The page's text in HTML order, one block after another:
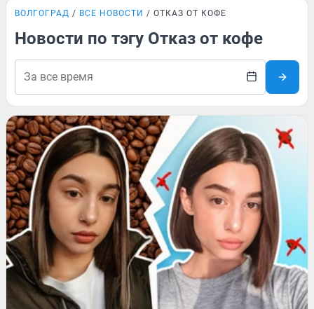
ВОЛГОГРАД ВСЕ НОВОСТИ ОТКАЗ ОТ КОФЕ
Новости по тэгу Отказ от кофе